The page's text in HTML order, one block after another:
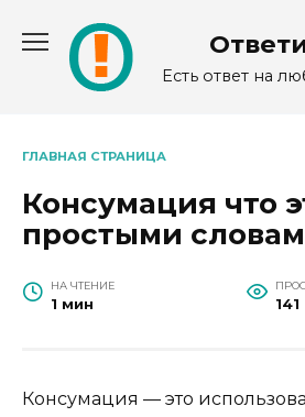
содержанию
Есть ответ на
ГЛАВНАЯ СТРАНИЦА
Консумация что
простыми
НА ЧТЕНИЕ
1 мин 141
Консумация — это